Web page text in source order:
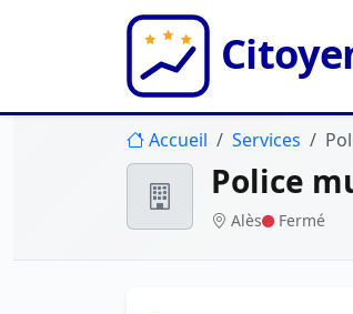
Accueil Services
Police
Alès Fermé